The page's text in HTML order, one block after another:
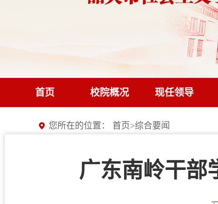
首页 校院概况 现任领导
您所在的位置： 首页>综合要闻
广东南岭干部